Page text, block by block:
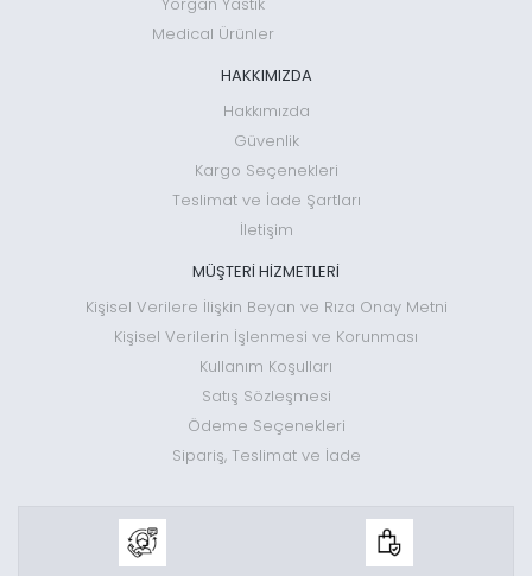
Yorgan Yastık
Medical Ürünler
HAKKIMIZDA
Hakkımızda
Güvenlik
Kargo Seçenekleri
Teslimat ve İade Şartları
İletişim
MÜŞTERİ HİZMETLERİ
Kişisel Verilere İlişkin Beyan ve Rıza Onay Metni
Kişisel Verilerin İşlenmesi ve Korunması
Kullanım Koşulları
Satış Sözleşmesi
Ödeme Seçenekleri
Sipariş, Teslimat ve İade